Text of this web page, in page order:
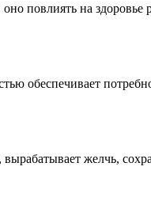
повлиять на здоровье
обеспечивает
желчь,